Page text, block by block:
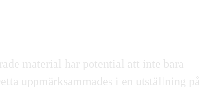
material har potential att inte bara
uppmärksammades i en utställning på